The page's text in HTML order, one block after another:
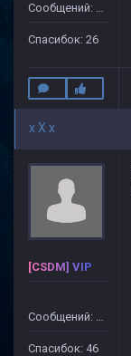
Сообщений: 31
Спасибок: 26
x X x
[CSDM] VIP
Сообщений: 499
Спасибок: 46